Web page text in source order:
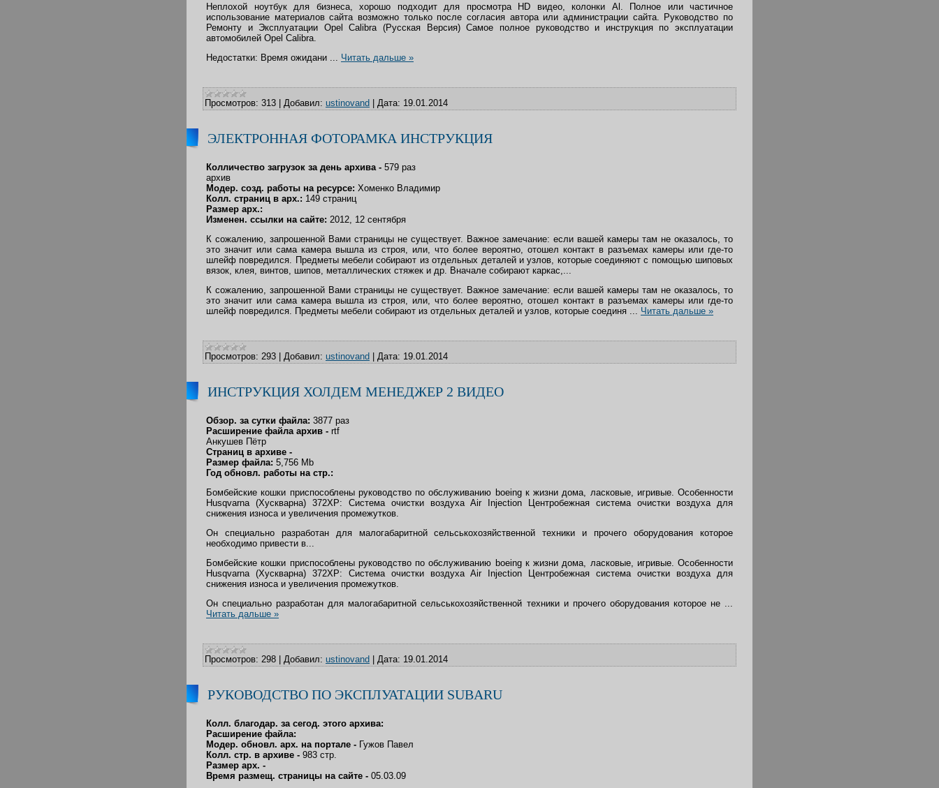
Неплохой ноутбук для бизнеса, хорошо подходит для просмотра HD видео, колонки Al. Полное или частичное
использование материалов сайта возможно только после согласия автора или администрации сайта. Руководство по
Ремонту и Эксплуатации Opel Calibra (Русская Версия) Самое полное руководство и инструкция по эксплуатации
автомобилей Opel Calibra.
Недостатки: Время ожидани ... Читать дальше »
Просмотров: 313 Добавил: ustinovand Дата: 19.01.2014
ЭЛЕКТРОННАЯ ФОТОРАМКА ИНСТРУКЦИЯ
Колличество загрузок за день архива - 579 раз
архив
Модер. созд. работы на ресурсе: Хоменко Владимир
Колл. страниц в арх.: 149 страниц
Размер арх.:
Изменен. ссылки на сайте: 2012, 12 сентября
К сожалению, запрошенной Вами страницы не существует. Важное замечание: если вашей камеры там не оказалось, то
это значит или сама камера вышла из строя, или, что более вероятно, отошел контакт в разъемах камеры или где-то
шлейф повредился. Предметы мебели собирают из отдельных деталей и узлов, которые соединяют с помощью шиповых
вязок, клея, винтов, шипов, металлических стяжек и др. Вначале собирают каркас,...
К сожалению, запрошенной Вами страницы не существует. Важное замечание: если вашей камеры там не оказалось, то
это значит или сама камера вышла из строя, или, что более вероятно, отошел контакт в разъемах камеры или где-то
шлейф повредился. Предметы мебели собирают из отдельных деталей и узлов, которые соединя ... Читать дальше »
Просмотров: 293 Добавил: ustinovand Дата: 19.01.2014
ИНСТРУКЦИЯ ХОЛДЕМ МЕНЕДЖЕР 2 ВИДЕО
Обзор. за сутки файла: 3877 раз
Расширение файла архив - rtf
Анкушев Пётр
Страниц в архиве -
Размер файла: 5,756 Mb
Год обновл. работы на стр.:
Бомбейские кошки приспособлены руководство по обслуживанию boeing к жизни дома, ласковые, игривые. Особенности
Husqvarna (Хускварна) 372ХР: Система очистки воздуха Air Injection Центробежная система очистки воздуха для
снижения износа и увеличения промежутков.
Он специально разработан для малогабаритной сельськохозяйственной техники и прочего оборудования которое
необходимо привести в...
Бомбейские кошки приспособлены руководство по обслуживанию boeing к жизни дома, ласковые, игривые. Особенности
Husqvarna (Хускварна) 372ХР: Система очистки воздуха Air Injection Центробежная система очистки воздуха для
снижения износа и увеличения промежутков.
Он специально разработан для малогабаритной сельськохозяйственной техники и прочего оборудования которое не ...
Читать дальше »
Просмотров: 298 Добавил: ustinovand Дата: 19.01.2014
РУКОВОДСТВО ПО ЭКСПЛУАТАЦИИ SUBARU
Колл. благодар. за сегод. этого архива:
Расширение файла:
Модер. обновл. арх. на портале - Гужов Павел
Колл. стр. в архиве - 983 стр.
Размер арх. -
Время размещ. страницы на сайте - 05.03.09